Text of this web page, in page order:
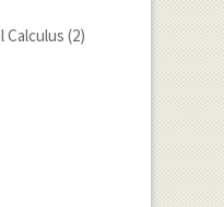
Calculus (2)